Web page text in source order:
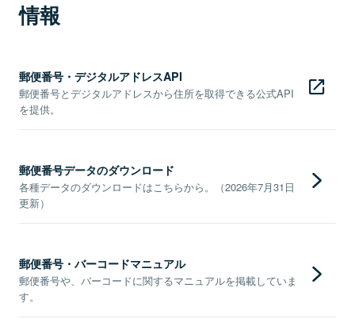
情報
郵便番号・デジタルアドレスAPI
郵便番号とデジタルアドレスから住所を取得できる公式API
を提供。
郵便番号データのダウンロード
各種データのダウンロードはこちらから。（2026年7月31日
更新）
郵便番号・バーコードマニュアル
郵便番号や、バーコードに関するマニュアルを掲載していま
す。